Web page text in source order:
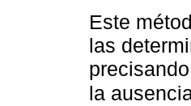
Este
las
la